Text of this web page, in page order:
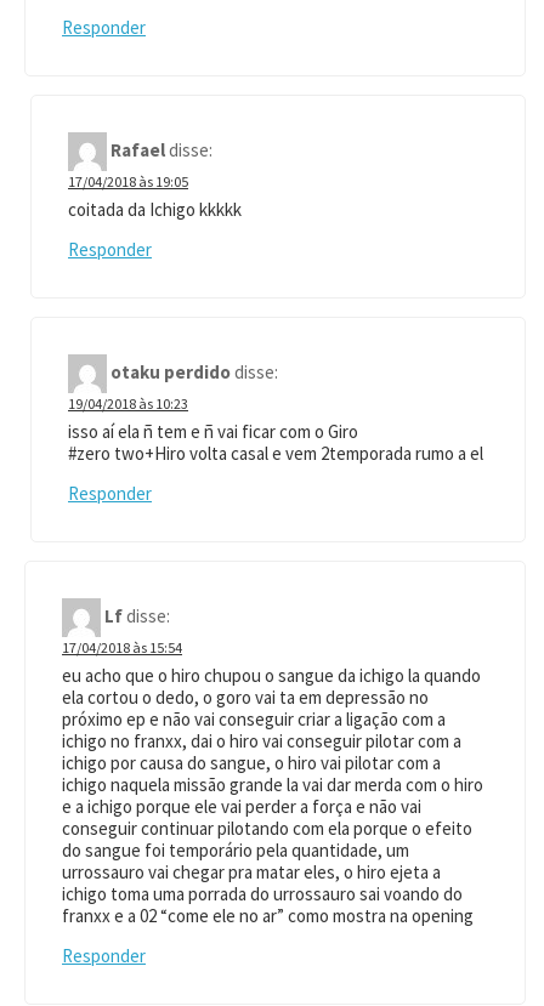
Responder
Rafaeldisse:
17/04/2018 às 19:05
coitada da Ichigo kkkkk
Responder
otaku perdidodisse:
19/04/2018 às 10:23
isso aí ela ñ tem e ñ vai ficar com o Giro
#zero two+Hiro volta casal e vem 2temporada rumo a el
Responder
Lfdisse:
17/04/2018 às 15:54
eu acho que o hiro chupou o sangue da ichigo la quando
ela cortou o dedo, o goro vai ta em depressão no
próximo ep e não vai conseguir criar a ligação com a
ichigo no franxx, dai o hiro vai conseguir pilotar com a
ichigo por causa do sangue, o hiro vai pilotar com a
ichigo naquela missão grande la vai dar merda com o hiro
e a ichigo porque ele vai perder a força e não vai
conseguir continuar pilotando com ela porque o efeito
do sangue foi temporário pela quantidade, um
urrossauro vai chegar pra matar eles, o hiro ejeta a
ichigo toma uma porrada do urrossauro sai voando do
franxx e a 02 “come ele no ar” como mostra na opening
Responder